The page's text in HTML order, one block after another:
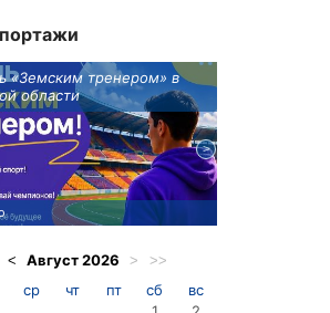
«Земским тренером» в
области
< Август2026 > >>
ср чт пт сб
вс